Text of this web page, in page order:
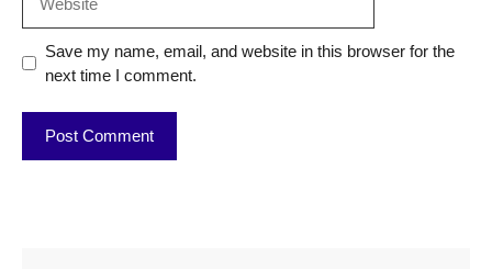
Save my name, email, and website in this browser for the
next time I comment.